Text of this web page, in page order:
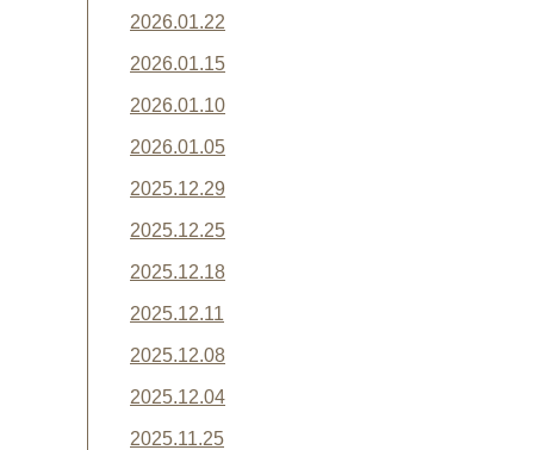
2026.01.22
2026.01.15
2026.01.10
2026.01.05
2025.12.29
2025.12.25
2025.12.18
2025.12.11
2025.12.08
2025.12.04
2025.11.25